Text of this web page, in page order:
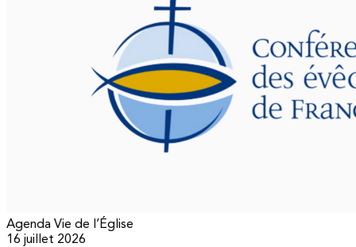
Agenda Vie de l’Église
16 juillet 2026